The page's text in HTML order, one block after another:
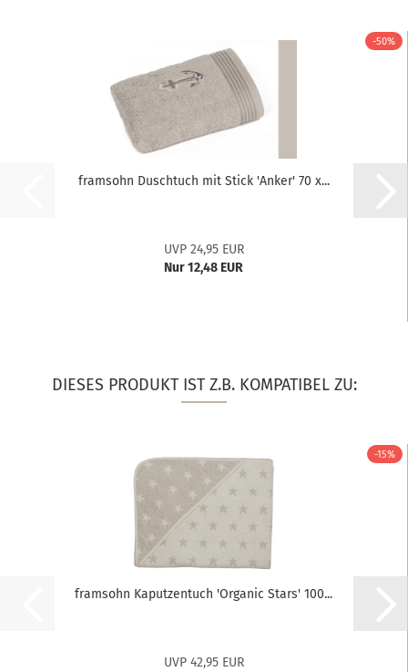
-50%
framsohn Duschtuch mit Stick 'Anker' 70 x...
UVP 24,95 EUR
Nur 12,48 EUR
DIESES PRODUKT IST Z.B. KOMPATIBEL ZU:
-15%
framsohn Kaputzentuch 'Organic Stars' 100...
UVP 42,95 EUR